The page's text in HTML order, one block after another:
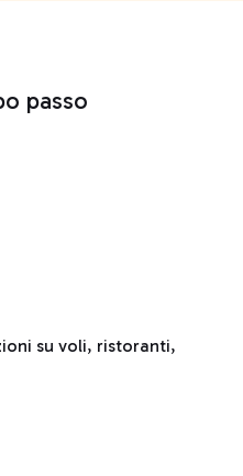
passo
su voli, ristoranti,